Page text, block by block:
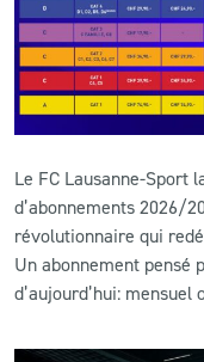
CLUB
CONTACT
ACTUALITÉS
L’APP DU LS
Le FC Lausanne-Sport
d’abonnements 2026/
révolutionnaire qui
Un abonnement pensé
d’aujourd’hui: